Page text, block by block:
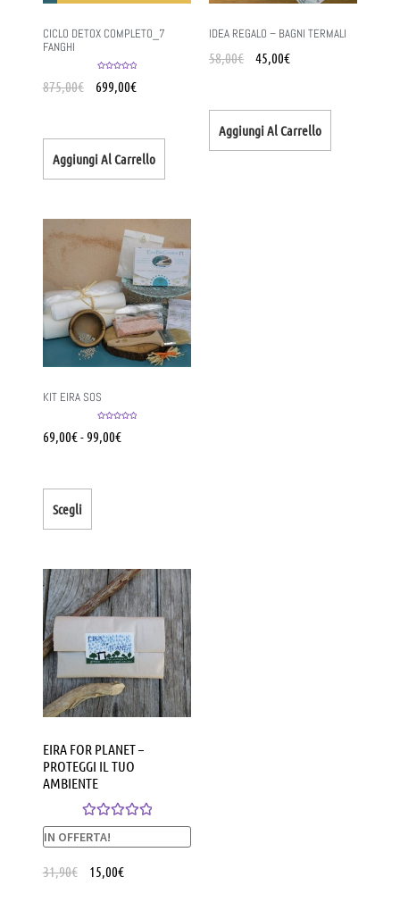
CICLO DETOX COMPLETO_7
FANGHI
su 5
875,00€ 699,00€
Aggiungi Al Carrello
IDEA REGALO – BAGNI TERMALI
58,00€ 45,00€
Aggiungi Al Carrello
KIT EIRA SOS
su 5
69,00€- 99,00€
Scegli
EIRA FOR PLANET –
PROTEGGI IL TUO
AMBIENTE
Valutato5.00
su 5
IN OFFERTA!
31,90€ 15,00€